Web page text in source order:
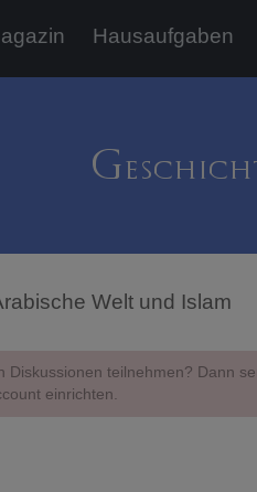
Hausaufgaben
Welt und Islam
teilnehmen? Dann
einrichten.